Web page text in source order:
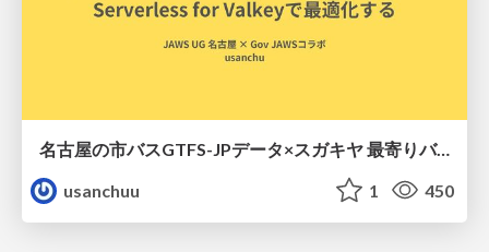
名古屋の市バスGTFS-JPデータ×スガキヤ 最寄りバス停検索をAmazon ElastiCache Serverless for Valkeyで最適化する
usanchuu
1 450